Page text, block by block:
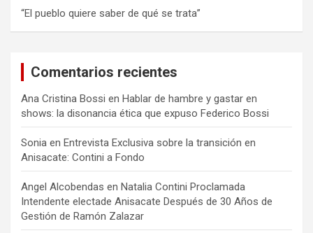
“El pueblo quiere saber de qué se trata”
Comentarios recientes
Ana Cristina Bossi en Hablar de hambre y gastar en
shows: la disonancia ética que expuso Federico Bossi
Sonia en Entrevista Exclusiva sobre la transición en
Anisacate: Contini a Fondo
Angel Alcobendas en Natalia Contini Proclamada
Intendente electade Anisacate Después de 30 Años de
Gestión de Ramón Zalazar